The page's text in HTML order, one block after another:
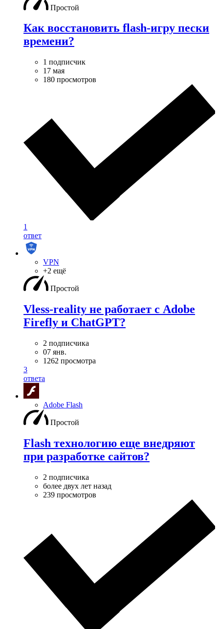
Простой
Как восстановить flash-игру пески
времени?
1 подписчик
17 мая
180 просмотров
1
ответ
VPN
+2 ещё
Простой
Vless-reality не работает с Adobe
Firefly и ChatGPT?
2 подписчика
07 янв.
1262 просмотра
3
ответа
Adobe Flash
Простой
Flash технологию еще внедряют
при разработке сайтов?
2 подписчика
более двух лет назад
239 просмотров